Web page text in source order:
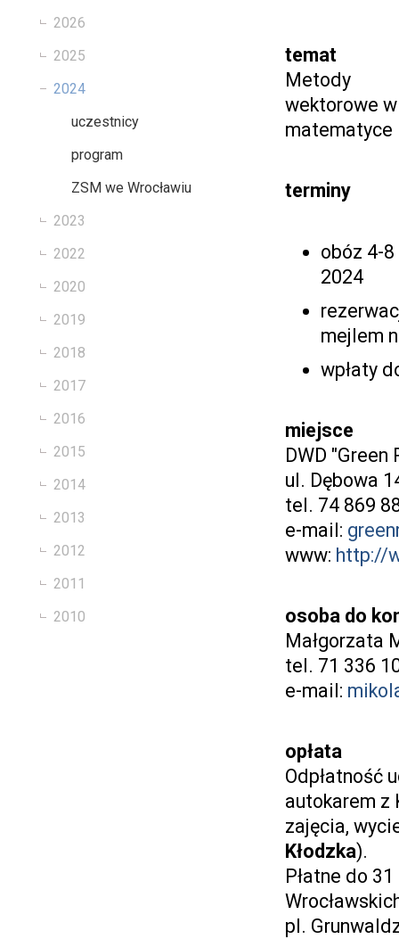
2026
2025
2024
uczestnicy
program
ZSM we Wrocławiu
2023
2022
2020
2019
2018
2017
2016
2015
2014
2013
2012
2011
2010
temat
Metody
wektorowe w
matematyce
terminy
obóz 4-8
2024
mejlem
wpłaty
miejsce
DWD "Green
ul. Dębowa
tel. 74 869
e-mail:
www: http://
osoba do
Małgorzata
tel. 71 336
e-mail:
opłata
Odpłatność
autokarem z
zajęcia,
Kłodzka).
Płatne do
pl.